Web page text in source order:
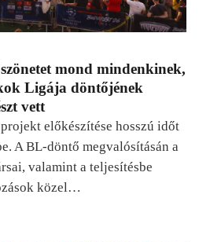
mond mindenkinek,
Ligája döntőjének
vett
előkészítése hosszú időt
A BL-döntő megvalósításán a
valamint a teljesítésbe
közel…